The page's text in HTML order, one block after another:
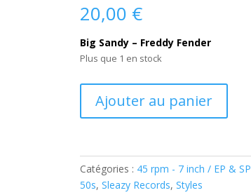
20,00 €
Big Sandy – Freddy Fender
Plus que 1 en stock
Big
And
His
Fly-
Ajouter au panier
Catégories : 45 rpm - 7 inch / EP & SP
50s, Sleazy Records, Styles